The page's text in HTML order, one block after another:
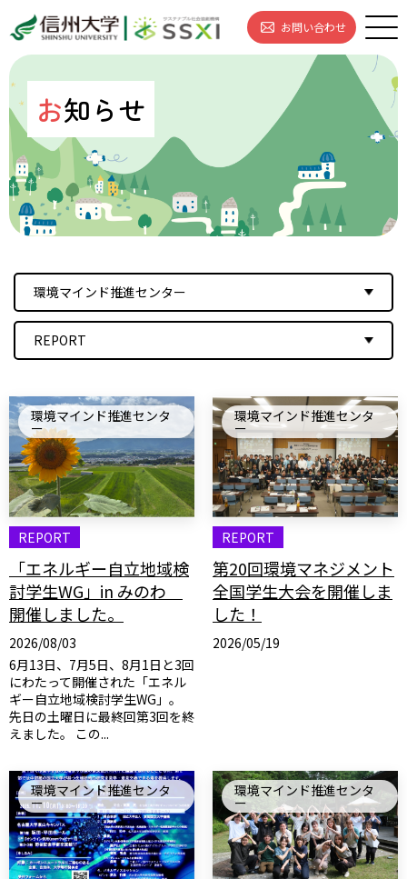
お問い合わせ
お知らせ
環境マインド推進センター
REPORT
環境マインド推進センタ
ー
REPORT
「エネルギー自立地域検
討学生WG」in みのわ
開催しました。
2026/08/03
6月13日、7月5日、8月1日と3回
にわたって開催された「エネル
ギー自立地域検討学生WG」。
先日の土曜日に最終回第3回を終
えました。 この...
環境マインド推進センタ
ー
REPORT
第20回環境マネジメント
全国学生大会を開催しま
した！
2026/05/19
環境マインド推進センタ
ー
環境マインド推進センタ
ー